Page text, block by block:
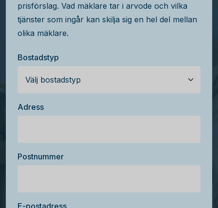
prisförslag. Vad mäklare tar i arvode och vilka
tjänster som ingår kan skilja sig en hel del mellan
olika mäklare.
Bostadstyp
Adress
Postnummer
E-postadress